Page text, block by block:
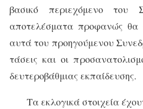
βασικό περιεχόμενο του
αποτελέσματα προφανώς θα
αυτά του προηγούμενου
τάσεις και οι
δευτεροβάθμιας εκπαίδευσης.
Τα εκλογικά στοιχεία